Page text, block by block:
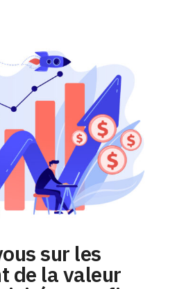
sur les
de la valeur